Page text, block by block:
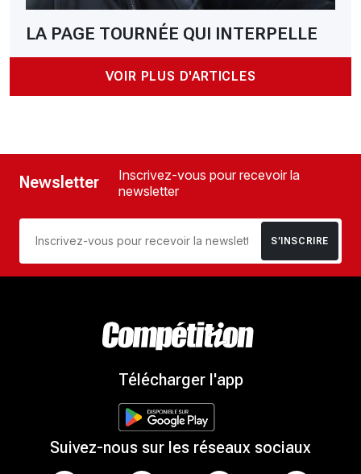
LA PAGE TOURNÉE QUI INTERPELLE
VOIR PLUS D'ARTICLES
Newsletter
Inscrivez-vous pour recevoir la
newsletter
S’INSCRIRE
Télécharger l'app
Suivez-nous sur les réseaux sociaux